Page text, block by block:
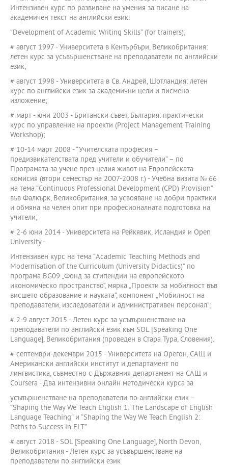
Интензивен курс по развиване на умения за писане на
академичен текст на английски език:
“Development of Academic Writing Skills” (for trainers);
# август 1997 - Университета в Кентърбъри, Великобритания:
летен курс за усъвършенстване на преподаватели по английски
език;
# август 1998 - Университета в Св. Андрей, Шотландия: летен
курс по английски език за академични цели и писмено
изложение;
# март - юни 2003 - Британски съвет, България: практически
курс по управление на проекти (Project Management Training
Workshop);
# 10-14 март 2008 - “Учителската професия –
предизвикателствата пред учители и обучители” – по
Програмата за учене през целия живот на Европейската
комисия (втори семестър на 2007-2008 г.) - Учебна визита № 66
на тема “Continuous Professional Development (CPD) Provision”
във Фалкърк, Великобритания, за усвояване на добри практики
и обмяна на челен опит при професионалната подготовка на
учители;
# 2-6 юни 2014 - Университета на Рейкявик, Исландия и Open
University -
Интензивен курс на тема “Academic Teaching Methods and
Modernisation of the Curriculum (University Didactics)” по
програма BG09 „Фонд за стипендии на европейското
икономическо пространство“, мярка „Проекти за мобилност във
висшето образование и науката“, компонент „Мобилност на
преподаватели, изследователи и административен персонал“;
# 2-9 август 2015 - Летен курс за усъвършенстване на
преподаватели по английски език към SOL [Speaking One
Language], Великобритания (проведен в Стара Тура, Словения).
# септември-декември 2015 - Университета на Орегон, САЩ и
Американски английски институт и департамент по
лингвистика, съвместно с Държавния департамент на САЩ и
Coursera - Два интензивни онлайн методически курсa за
усъвършенстване на преподаватели по английски език –
“Shaping the Way We Teach English 1: The Landscape of English
Language Teaching” и “Shaping the Way We Teach English 2:
Paths to Success in ELT”
# август 2018 - SOL [Speaking One Language], North Devon,
Великобритания - Летен курс за усъвършенстване на
преподаватели по английски език